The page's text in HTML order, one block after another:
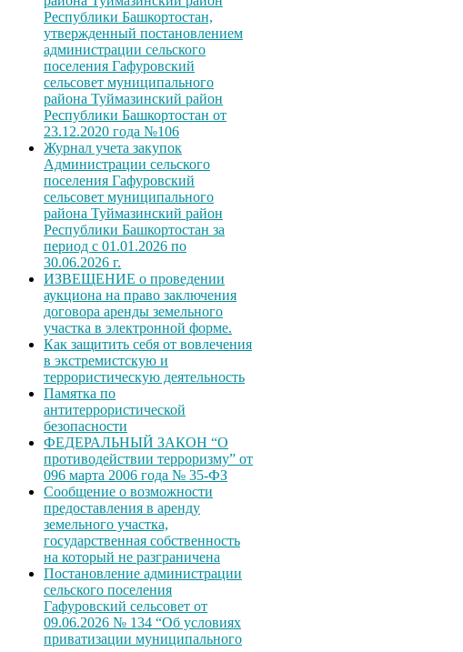
Республики Башкортостан,
утвержденный постановлением
администрации сельского
поселения Гафуровский
сельсовет муниципального
района Туймазинский район
Республики Башкортостан от
23.12.2020 года №106
Журнал учета закупок
Администрации сельского
поселения Гафуровский
сельсовет муниципального
района Туймазинский район
Республики Башкортостан за
период с 01.01.2026 по
30.06.2026 г.
ИЗВЕЩЕНИЕ о проведении
аукциона на право заключения
договора аренды земельного
участка в электронной форме.
Как защитить себя от вовлечения
в экстремистскую и
террористическую деятельность
Памятка по
антитеррористической
безопасности
ФЕДЕРАЛЬНЫЙ ЗАКОН “О
противодействии терроризму” от
096 марта 2006 года № 35-ФЗ
Сообщение о возможности
предоставления в аренду
земельного участка,
государственная собственность
на который не разграничена
Постановление администрации
сельского поселения
Гафуровский сельсовет от
09.06.2026 № 134 “Об условиях
приватизации муниципального